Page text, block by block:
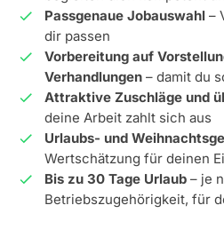
Passgenaue Jobauswahl –
dir passen
Vorbereitung auf
Verhandlungen – damit du
Attraktive Zuschläge und
deine Arbeit zahlt sich aus
Urlaubs- und
Wertschätzung für deinen
Bis zu 30 Tage Urlaub – je
Betriebszugehörigkeit, für